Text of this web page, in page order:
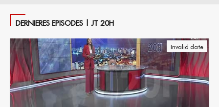
DERNIERES EPISODES | JT 20H
Invalid date